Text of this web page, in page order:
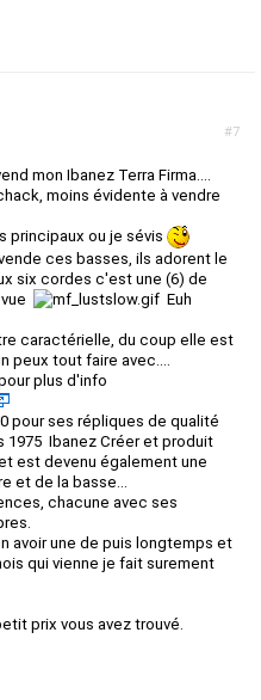
#7
mon Ibanez Terra Firma....
moins évidente à vendre
principaux ou je sévis
ces basses, ils adorent le
six cordes c'est une (6) de
Euh
caractérielle, du coup elle est
peux tout faire avec....
plus d'info
pour ses répliques de qualité
1975 Ibanez Créer et produit
est devenu également une
et de la basse...
chacune avec ses
avoir une de puis longtemps et
qui vienne je fait surement
prix vous avez trouvé.